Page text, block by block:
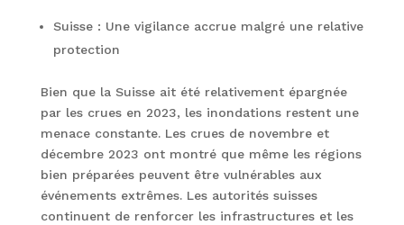
Suisse : Une vigilance accrue malgré une relative
protection
Bien que la Suisse ait été relativement épargnée
par les crues en 2023, les inondations restent une
menace constante. Les crues de novembre et
décembre 2023 ont montré que même les régions
bien préparées peuvent être vulnérables aux
événements extrêmes. Les autorités suisses
continuent de renforcer les infrastructures et les